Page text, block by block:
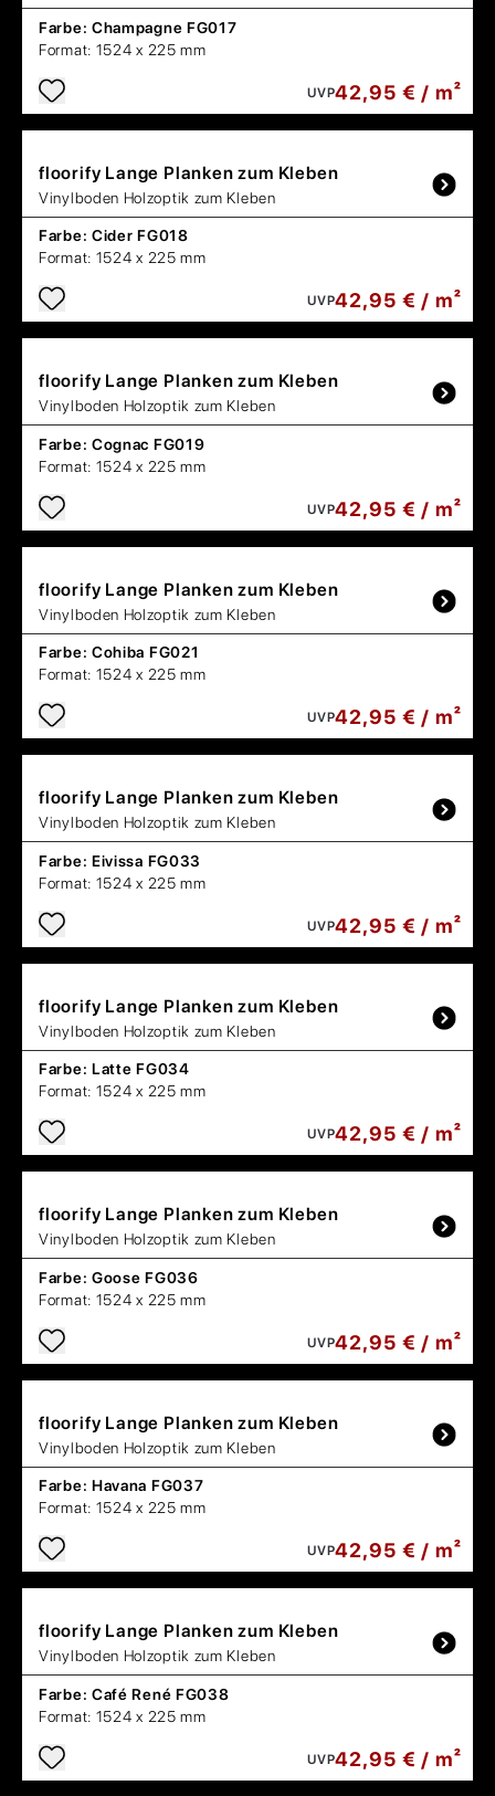
Farbe: Champagne FG017
Format: 1524 x 225 mm
UVP42,95 € / m²
floorify Lange Planken zum Kleben
Vinylboden Holzoptik zum Kleben
Farbe: Cider FG018
Format: 1524 x 225 mm
UVP42,95 € / m²
floorify Lange Planken zum Kleben
Vinylboden Holzoptik zum Kleben
Farbe: Cognac FG019
Format: 1524 x 225 mm
UVP42,95 € / m²
floorify Lange Planken zum Kleben
Vinylboden Holzoptik zum Kleben
Farbe: Cohiba FG021
Format: 1524 x 225 mm
UVP42,95 € / m²
floorify Lange Planken zum Kleben
Vinylboden Holzoptik zum Kleben
Farbe: Eivissa FG033
Format: 1524 x 225 mm
UVP42,95 € / m²
floorify Lange Planken zum Kleben
Vinylboden Holzoptik zum Kleben
Farbe: Latte FG034
Format: 1524 x 225 mm
UVP42,95 € / m²
floorify Lange Planken zum Kleben
Vinylboden Holzoptik zum Kleben
Farbe: Goose FG036
Format: 1524 x 225 mm
UVP42,95 € / m²
floorify Lange Planken zum Kleben
Vinylboden Holzoptik zum Kleben
Farbe: Havana FG037
Format: 1524 x 225 mm
UVP42,95 € / m²
floorify Lange Planken zum Kleben
Vinylboden Holzoptik zum Kleben
Farbe: Café René FG038
Format: 1524 x 225 mm
UVP42,95 € / m²